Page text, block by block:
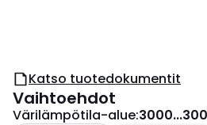
Katso tuotedokumentit
Vaihtoehdot
Värilämpötila-alue: